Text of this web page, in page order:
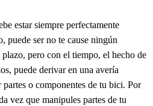
estar siempre perfectamente
puede ser no te cause ningún
pero con el tiempo, el hecho de
puede derivar en una avería
o componentes de tu bici. Por
vez que manipules partes de tu